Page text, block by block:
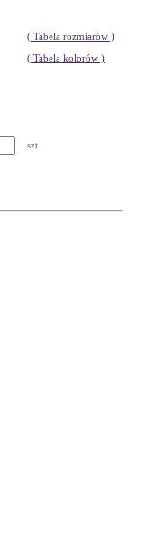
( Tabela rozmiarów )
( Tabela kolorów )
szt